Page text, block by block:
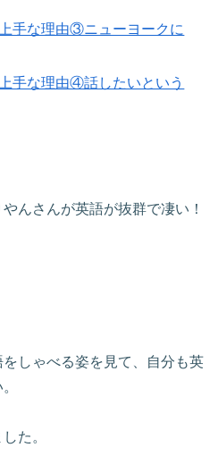
手な理由③ニューヨークに
手な理由④話したいという
んさんが英語が抜群で凄い！
しゃべる姿を見て、自分も英
た。